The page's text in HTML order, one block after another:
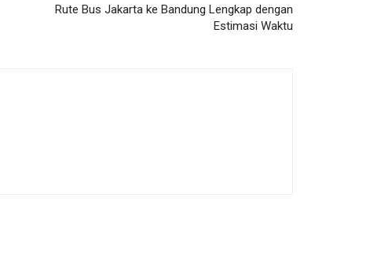
Rute Bus Jakarta ke Bandung Lengkap dengan
Estimasi Waktu